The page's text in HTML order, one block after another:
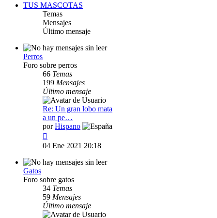
TUS MASCOTAS
Temas
Mensajes
Último mensaje
Perros
Foro sobre perros
66 Temas
199 Mensajes
Último mensaje
Re: Un gran lobo mata
a un pe…
porHispano
último
04 Ene 2021 20:18
Gatos
Foro sobre gatos
34 Temas
59 Mensajes
Último mensaje